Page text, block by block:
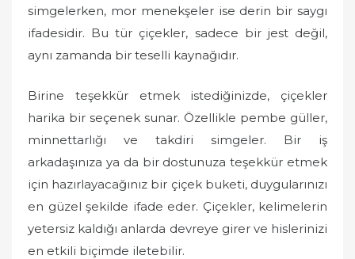
simgelerken, mor menekşeler ise derin bir saygı
ifadesidir. Bu tür çiçekler, sadece bir jest değil,
aynı zamanda bir teselli kaynağıdır.
Birine teşekkür etmek istediğinizde, çiçekler
harika bir seçenek sunar. Özellikle pembe güller,
minnettarlığı ve takdiri simgeler. Bir iş
arkadaşınıza ya da bir dostunuza teşekkür etmek
için hazırlayacağınız bir çiçek buketi, duygularınızı
en güzel şekilde ifade eder. Çiçekler, kelimelerin
yetersiz kaldığı anlarda devreye girer ve hislerinizi
en etkili biçimde iletebilir.